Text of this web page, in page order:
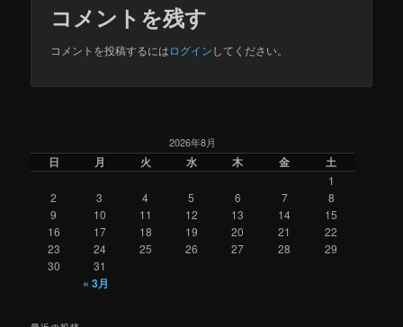
コメントを残す
コメントを投稿するにはログインしてください。
2026年8月
日 月 火 水 木 金 土
1
2
3 4 5 6 7
8
9
10 11 12 13 14
15
16
17 18 19 20 21
22
23
24 25 26 27 28
29
30
31
« 3月